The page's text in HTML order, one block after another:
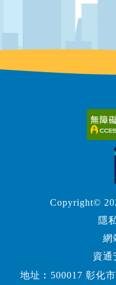
Copyright©
隱
網
資通
地址︰500017 彰化